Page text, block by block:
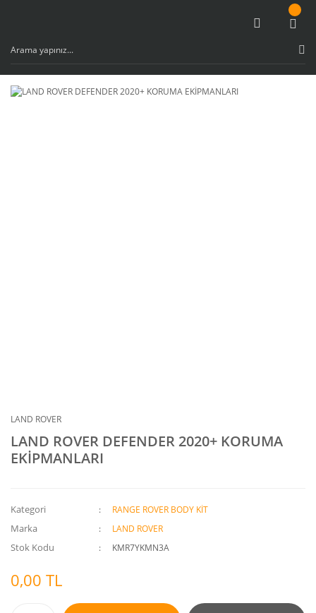
LAND ROVER
LAND ROVER DEFENDER 2020+ KORUMA
EKİPMANLARI
Kategori RANGE ROVER BODY KİT
Marka LAND ROVER
Stok Kodu KMR7YKMN3A
0,00 TL